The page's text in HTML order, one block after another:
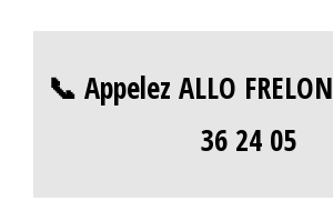
📞 Appelez ALLO
36 24 05